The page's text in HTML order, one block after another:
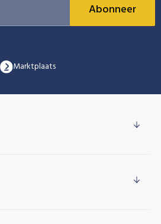
Abonneer
Marktplaats